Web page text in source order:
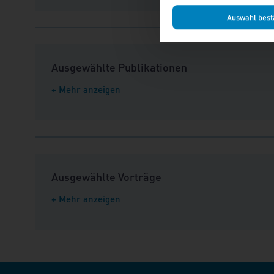
Auswahl
Ausgewählte Publikationen
+ Mehr anzeigen
Ausgewählte Vorträge
+ Mehr anzeigen